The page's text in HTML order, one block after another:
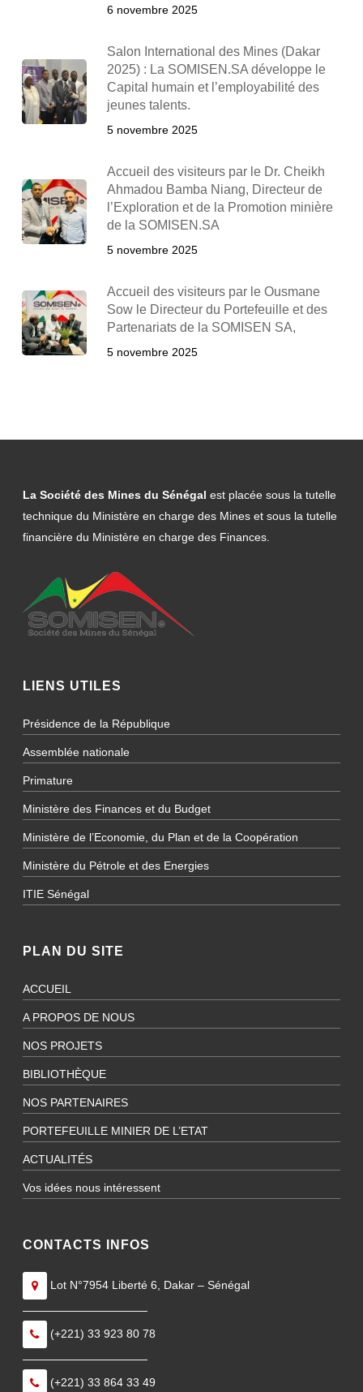
6 novembre 2025
Salon International des Mines (Dakar
2025) : La SOMISEN.SA développe le
Capital humain et l’employabilité des
jeunes talents.
5 novembre 2025
Accueil des visiteurs par le Dr. Cheikh
Ahmadou Bamba Niang, Directeur de
l’Exploration et de la Promotion minière
de la SOMISEN.SA
5 novembre 2025
Accueil des visiteurs par le Ousmane
Sow le Directeur du Portefeuille et des
Partenariats de la SOMISEN SA,
5 novembre 2025
La Société des Mines du Sénégal est placée sous la tutelle
technique du Ministère en charge des Mines et sous la tutelle
financière du Ministère en charge des Finances.
LIENS UTILES
Présidence de la République
Assemblée nationale
Primature
Ministère des Finances et du Budget
Ministère de l’Economie, du Plan et de la Coopération
Ministère du Pétrole et des Energies
ITIE Sénégal
PLAN DU SITE
ACCUEIL
A PROPOS DE NOUS
NOS PROJETS
BIBLIOTHÈQUE
NOS PARTENAIRES
PORTEFEUILLE MINIER DE L’ETAT
ACTUALITÉS
Vos idées nous intéressent
CONTACTS INFOS
Lot N°7954 Liberté 6, Dakar – Sénégal
———————————
(+221) 33 923 80 78
———————————
(+221) 33 864 33 49